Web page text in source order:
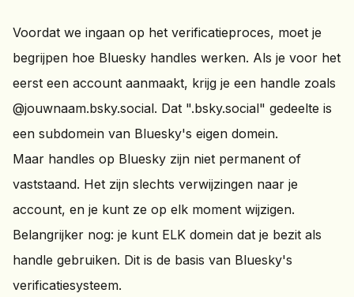
Voordat we ingaan op het verificatieproces, moet je
begrijpen hoe Bluesky handles werken. Als je voor het
eerst een account aanmaakt, krijg je een handle zoals
@jouwnaam.bsky.social. Dat ".bsky.social" gedeelte is
een subdomein van Bluesky's eigen domein.
Maar handles op Bluesky zijn niet permanent of
vaststaand. Het zijn slechts verwijzingen naar je
account, en je kunt ze op elk moment wijzigen.
Belangrijker nog: je kunt ELK domein dat je bezit als
handle gebruiken. Dit is de basis van Bluesky's
verificatiesysteem.